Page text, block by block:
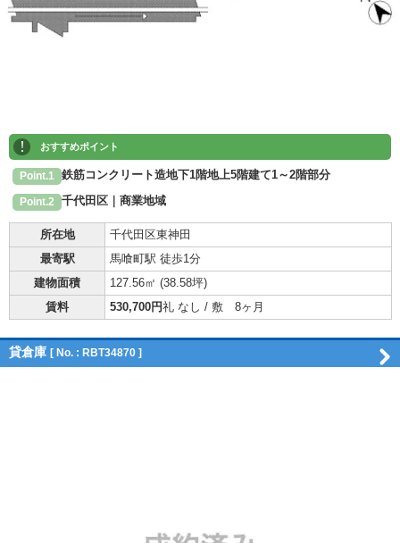
! おすすめポイント
Point.1 鉄筋コンクリート造地下1階地上5階建て1～2階部分
Point.2 千代田区｜商業地域
所在地
千代田区東神田
最寄駅
馬喰町駅 徒歩1分
建物面積
127.56㎡ (38.58坪)
賃料
530,700円礼 なし / 敷 8ヶ月
貸倉庫 [ No. : RBT34870 ]